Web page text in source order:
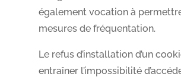
également vocation à
mesures de fréquentation.
Le refus d’installation d’un
entraîner l’impossibilité